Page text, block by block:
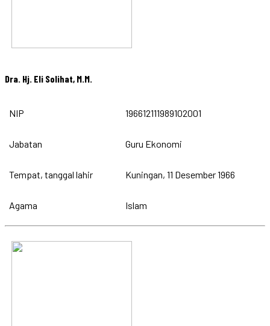
Dra. Hj. Eli Solihat, M.M.
NIP 196612111989102001
Jabatan Guru Ekonomi
Tempat, tanggal lahir Kuningan, 11 Desember 1966
Agama Islam